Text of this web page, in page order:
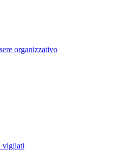
organizzativo
vigilati